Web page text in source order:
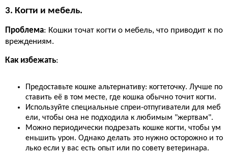
3. Когти и мебель.
Проблема: Кошки точат когти о мебель, что приводит к по
вреждениям.
Как избежать:
Предоставьте кошке альтернативу: когтеточку. Лучше по
ставить её в том месте, где кошка обычно точит когти.
Используйте специальные спреи-отпугиватели для меб
ели, чтобы она не подходила к любимым "жертвам".
Можно периодически подрезать кошке когти, чтобы ум
еньшить урон. Однако делать это нужно осторожно и то
лько если у вас есть опыт или по совету ветеринара.